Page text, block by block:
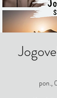
pon.,